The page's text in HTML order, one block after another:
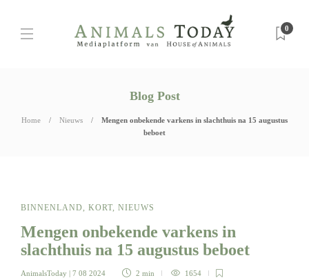
0
Blog Post
Home Nieuws
Mengen onbekende varkens in slachthuis na 15 augustus
beboet
BINNENLAND, KORT, NIEUWS
Mengen onbekende varkens in
slachthuis na 15 augustus beboet
AnimalsToday | 7 08 2024 2 min 1654